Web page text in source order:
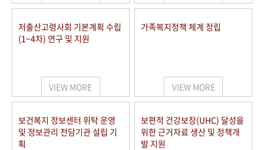
저출산고령사회 기본계획 수립
(1~4차) 연구 및 지원
VIEW MORE
가족복지정책 체계 정립
VIEW MORE
보건복지 정보센터 위탁 운영
및 정보관리 전담기관 설립 기
획
보편적 건강보장(UHC) 달성을
위한 근거자료 생산 및 정책개
발 지원